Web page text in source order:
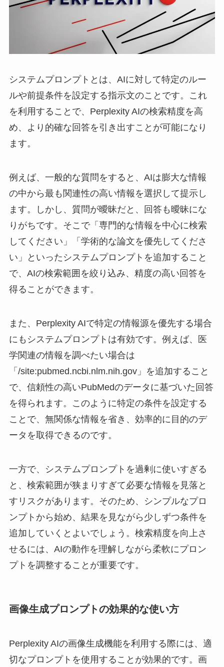
システムプロンプトとは、AIに対して特定のルー
ルや前提条件を設定する指示文のことです。これ
を利用することで、Perplexity AIの検索精度を高
め、より的確な回答を引き出すことが可能になり
ます。
例えば、一般的な質問をすると、AIは膨大な情報
の中から最も関連性の高い情報を選択して提示し
ます。しかし、質問が曖昧だと、回答も曖昧にな
りがちです。そこで「専門的な情報を中心に検索
してください」「学術的な論文を優先してくださ
い」といったシステムプロンプトを追加すること
で、AIの検索範囲を絞り込み、精度の高い回答を
得ることができます。
また、Perplexity AIで特定の情報源を優先する場合
にもシステムプロンプトは有効です。例えば、医
学関連の情報を調べたい場合は
「/site:pubmed.ncbi.nlm.nih.gov」を追加すること
で、信頼性の高いPubMedのデータに基づいた回答
を得られます。このように特定の条件を設定する
ことで、無関係な情報を省き、効率的に目的のデ
ータを取得できるのです。
一方で、システムプロンプトを過剰に使いすぎる
と、検索範囲が狭まりすぎて必要な情報を見落と
すリスクがあります。そのため、シンプルなプロ
ンプトから始め、結果を見ながら少しずつ条件を
追加していくとよいでしょう。検索精度を向上さ
せるには、AIの動作を理解しながら柔軟にプロン
プトを調整することが重要です。
画像生成プロンプトの効果的な使い方
Perplexity AIの画像生成機能を利用する際には、適
切なプロンプトを使用することが効果的です。画